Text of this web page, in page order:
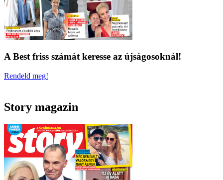
A Best friss számát keresse az újságosoknál!
Rendeld meg!
Story magazin